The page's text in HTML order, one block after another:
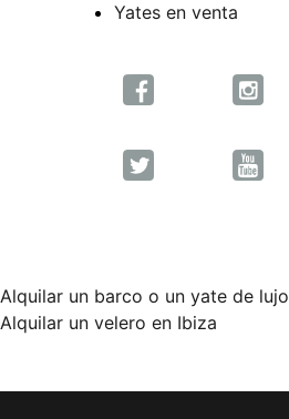
Yates en venta
Navegación
entradas
Alquilar un barco o un yate de lujo
Alquilar un velero en Ibiza